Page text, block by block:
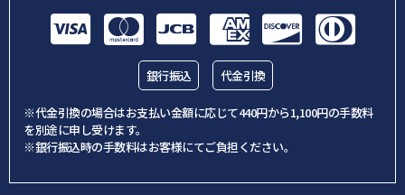
銀行振込 代金引換
※代金引換の場合はお支払い金額に応じて440円から1,100円の手数料
を別途に申し受けます。
※銀行振込時の手数料はお客様にてご負担ください。